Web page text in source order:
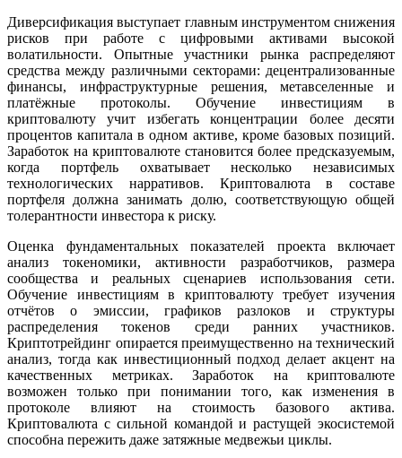
Диверсификация выступает главным инструментом снижения
рисков при работе с цифровыми активами высокой
волатильности. Опытные участники рынка распределяют
средства между различными секторами: децентрализованные
финансы, инфраструктурные решения, метавселенные и
платёжные протоколы. Обучение инвестициям в
криптовалюту учит избегать концентрации более десяти
процентов капитала в одном активе, кроме базовых позиций.
Заработок на криптовалюте становится более предсказуемым,
когда портфель охватывает несколько независимых
технологических нарративов. Криптовалюта в составе
портфеля должна занимать долю, соответствующую общей
толерантности инвестора к риску.
Оценка фундаментальных показателей проекта включает
анализ токеномики, активности разработчиков, размера
сообщества и реальных сценариев использования сети.
Обучение инвестициям в криптовалюту требует изучения
отчётов о эмиссии, графиков разлоков и структуры
распределения токенов среди ранних участников.
Криптотрейдинг опирается преимущественно на технический
анализ, тогда как инвестиционный подход делает акцент на
качественных метриках. Заработок на криптовалюте
возможен только при понимании того, как изменения в
протоколе влияют на стоимость базового актива.
Криптовалюта с сильной командой и растущей экосистемой
способна пережить даже затяжные медвежьи циклы.